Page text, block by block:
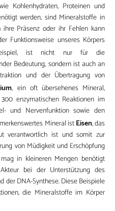
Kohlenhydraten, Proteinen und
werden, sind Mineralstoffe in
Präsenz oder ihr Fehlen kann
Funktionsweise unseres Körpers
ist nicht nur für die
Bedeutung, sondern ist auch an
und der Übertragung von
, ein oft übersehenes Mineral,
enzymatischen Reaktionen im
und Nervenfunktion sowie den
Mineral istEisen, das
verantwortlich ist und somit zur
von Müdigkeit und Erschöpfung
in kleineren Mengen benötigt
bei der Unterstützung des
der DNA-Synthese. Diese Beispiele
die Mineralstoffe im Körper